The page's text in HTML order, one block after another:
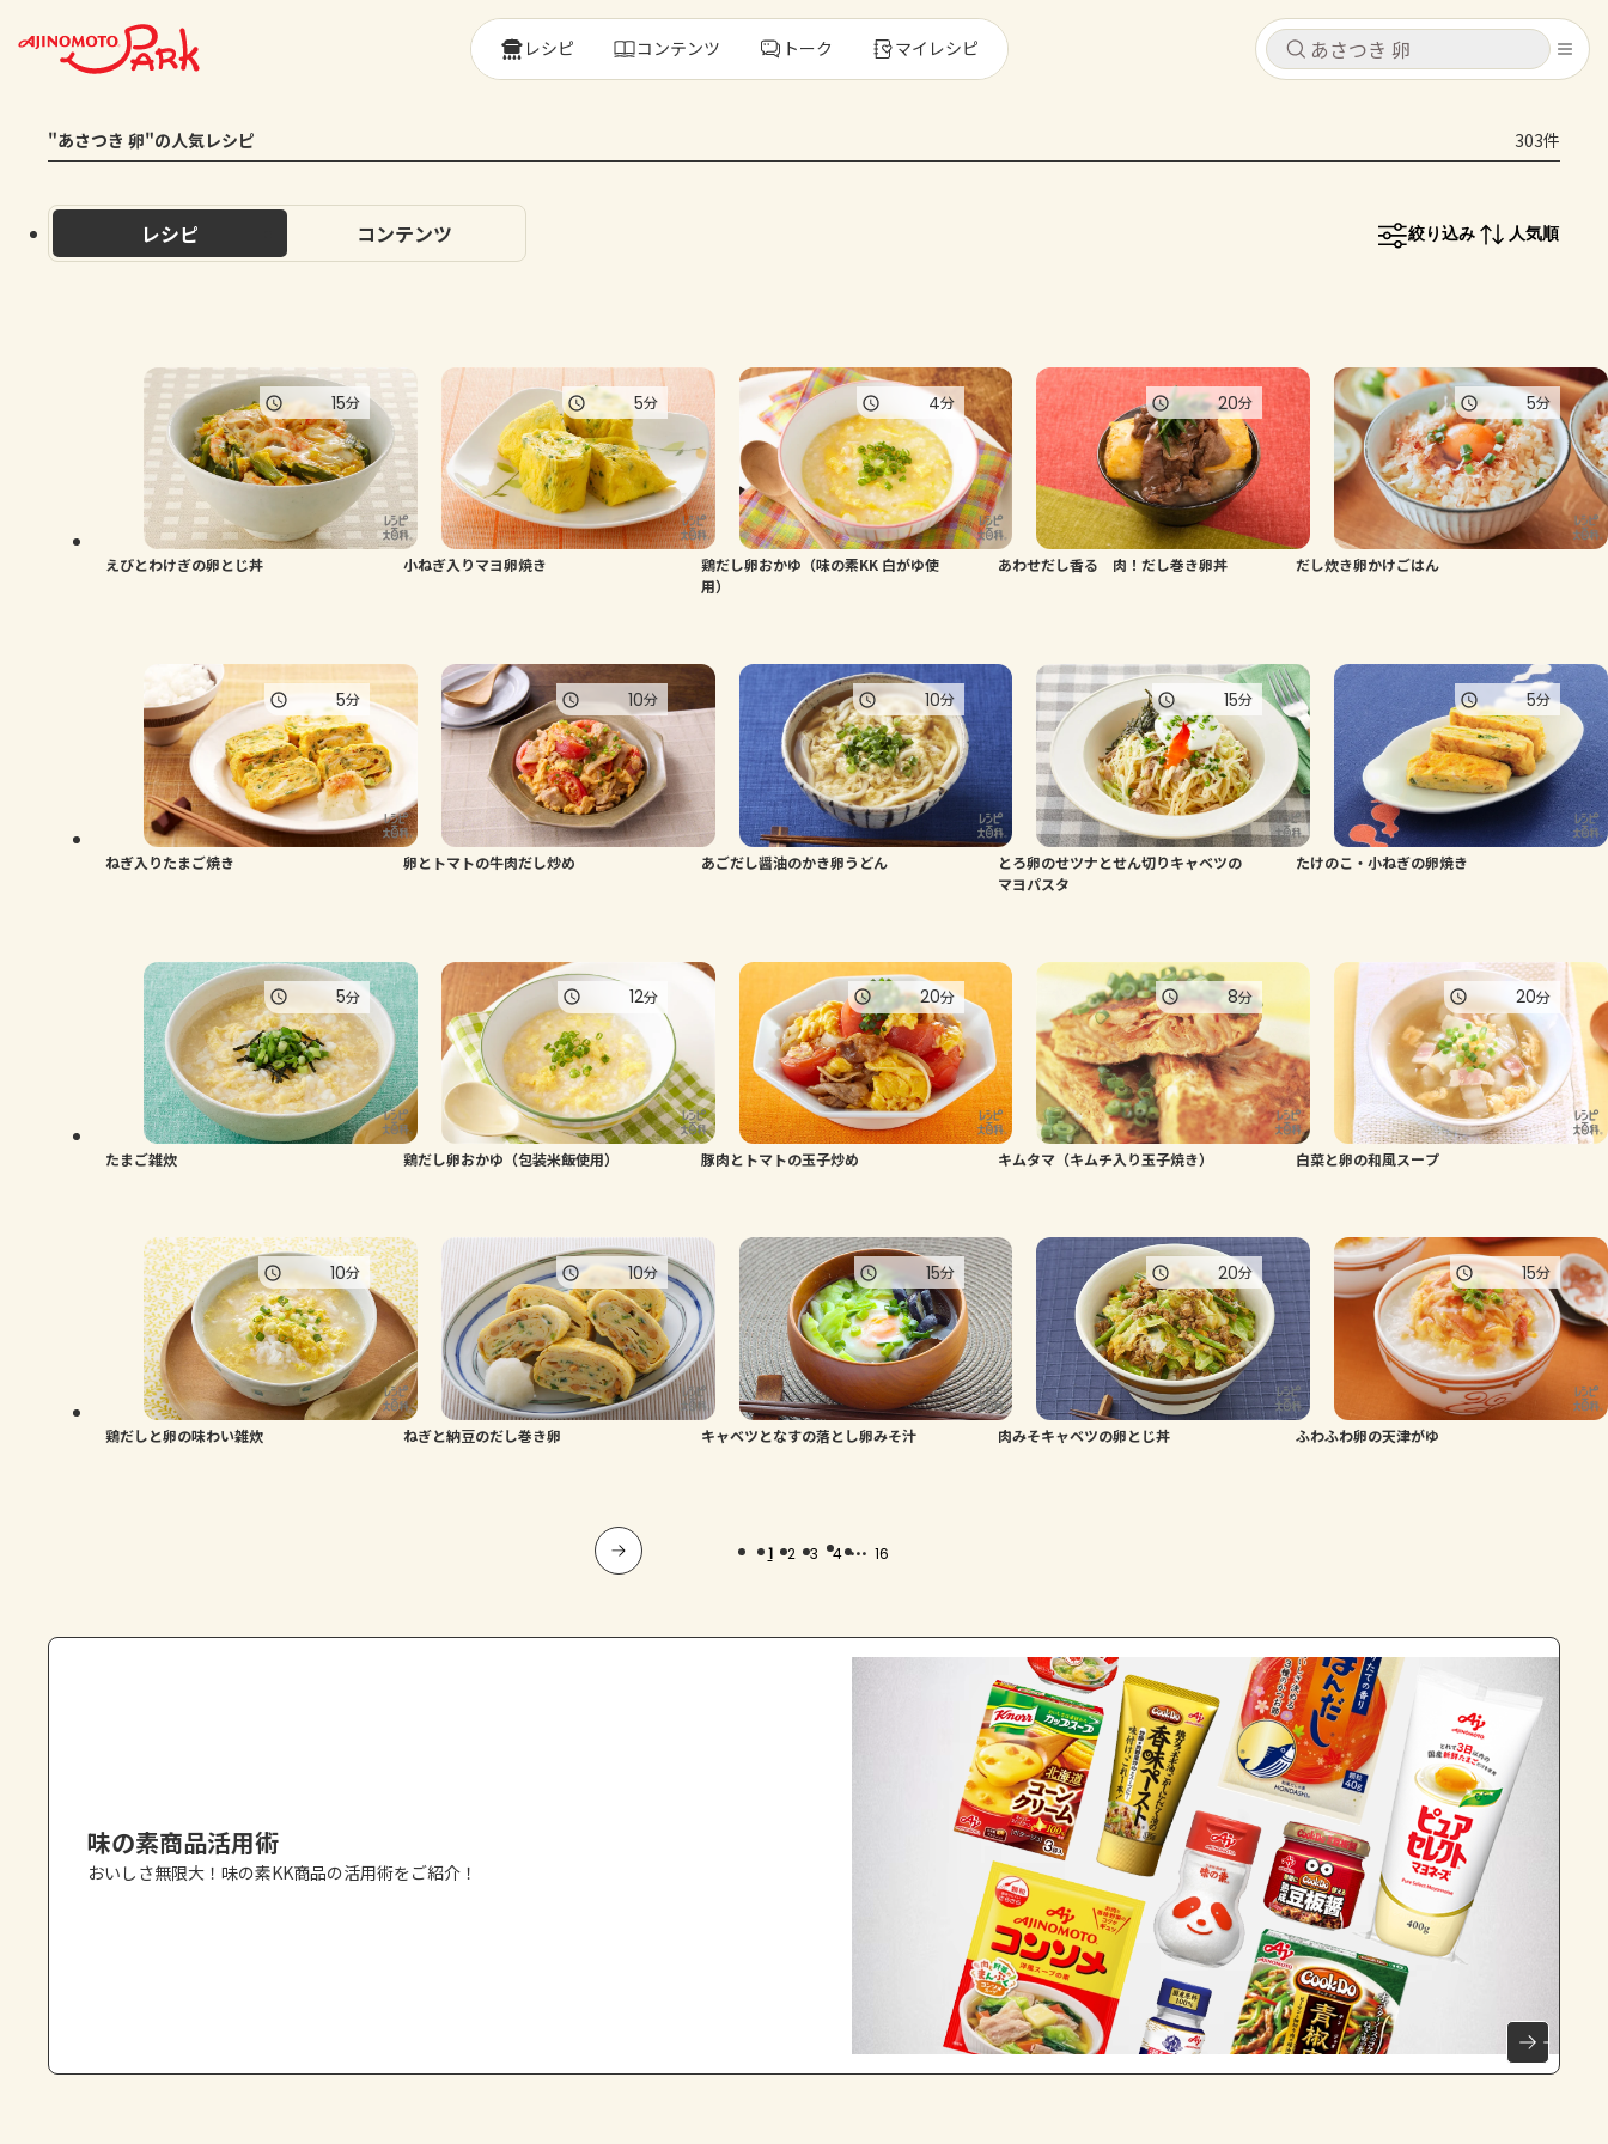
キャンセル
ログインするとレシピを保存できます
コンテンツ
レシピ
トーク
よくあるお問い合わせ
AJINOMOTO PARK とは
キャンセル
レシピ コンテンツ
レシピ コンテンツ トーク マイレシピ
"あさつき 卵"の人気レシピ 303件
レシピ コンテンツ 絞り込み 人気順
えびとわけぎの卵とじ丼
15分
小ねぎ入りマヨ卵焼き
5分
鶏だし卵おかゆ（味の素KK 白がゆ使
用）
4分
あわせだし香る 肉！だし巻き卵丼
20分
だし炊き卵かけごはん
5分
ねぎ入りたまご焼き
5分
卵とトマトの牛肉だし炒め
10分
あごだし醤油のかき卵うどん
10分
とろ卵のせツナとせん切りキャベツの
マヨパスタ
15分
たけのこ・小ねぎの卵焼き
5分
たまご雑炊
5分
鶏だし卵おかゆ（包装米飯使用）
12分
豚肉とトマトの玉子炒め
20分
キムタマ（キムチ入り玉子焼き）
8分
白菜と卵の和風スープ
20分
鶏だしと卵の味わい雑炊
10分
ねぎと納豆のだし巻き卵
10分
キャベツとなすの落とし卵みそ汁
15分
肉みそキャベツの卵とじ丼
20分
ふわふわ卵の天津がゆ
15分
1 2 3 4 ... 16
味の素商品活用術
おいしさ無限大！味の素KK商品の活用術をご紹介！